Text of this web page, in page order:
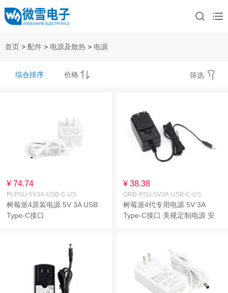
首页 > 配件 > 电源及散热 > 电源
综合排序 价格 筛选
¥ 74.74
PI-PSU-5V3A-USB-C-US
树莓派4原装电源 5V 3A USB
Type-C接口
¥ 38.38
ORD-PSU-5V3A-USB-C-US
树莓派4代专用电源 5V 3A
Type-C接口 美规定制电源 安